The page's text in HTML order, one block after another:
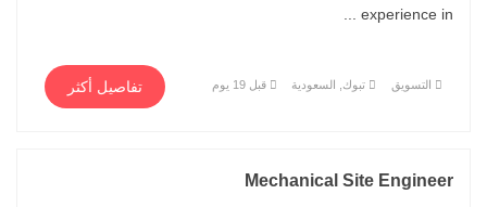
experience in ...
التسويق تبوك, السعودية قبل 19 يوم تفاصيل أكثر
Mechanical Site Engineer